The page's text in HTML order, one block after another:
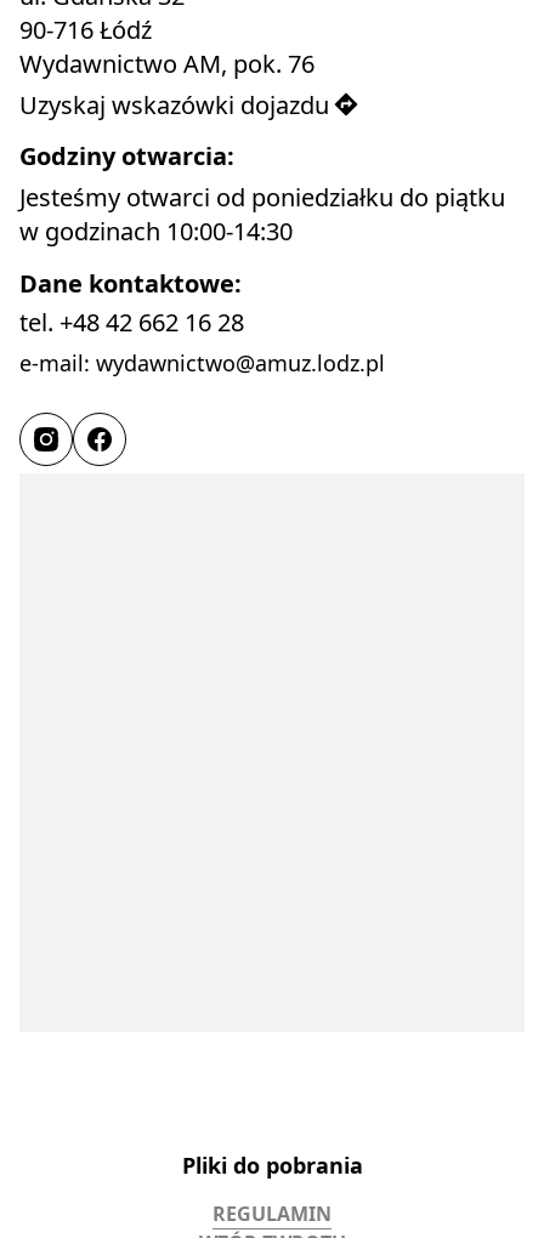
90-716 Łódź
Wydawnictwo AM, pok. 76
Uzyskaj wskazówki dojazdu
Godziny otwarcia:
Jesteśmy otwarci od poniedziałku do piątku
w godzinach 10:00-14:30
Dane kontaktowe:
tel. +48 42 662 16 28
e-mail: wydawnictwo@amuz.lodz.pl
Pliki do pobrania
REGULAMIN